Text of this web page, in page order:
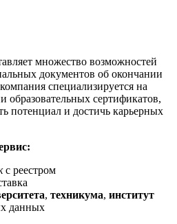
множество возможностей
документов об окончании
специализируется на
образовательных сертификатов,
потенциал и достичь карьерных
с реестром
, техникума, институт
данных